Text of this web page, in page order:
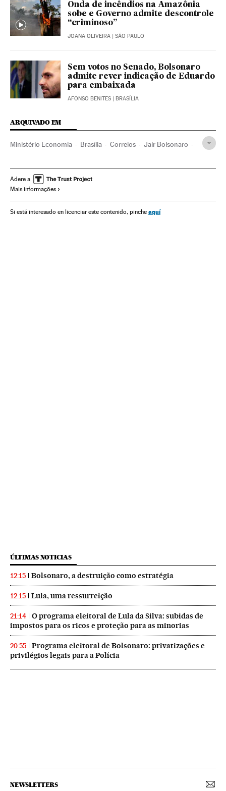
Onda de incêndios na Amazônia
sobe e Governo admite descontrole
“criminoso”
JOANA OLIVEIRA | SÃO PAULO
Sem votos no Senado, Bolsonaro
admite rever indicação de Eduardo
para embaixada
AFONSO BENITES | BRASÍLIA
ARQUIVADO EM
Ministério Economia Brasília Correios Jair Bolsonaro
Transportadora Presidência Brasil
Política econômica
Administração Estado Empresas América Economia
Adere a
Mais informações
Si está interesado en licenciar este contenido, pinche aquí
ÚLTIMAS NOTICIAS
12:15 Bolsonaro, a destruição como estratégia
12:15 Lula, uma ressurreição
21:14
O programa eleitoral de Lula da Silva: subidas de
impostos para os ricos e proteção para as minorias
20:55
Programa eleitoral de Bolsonaro: privatizações e
privilégios legais para a Polícia
NEWSLETTERS